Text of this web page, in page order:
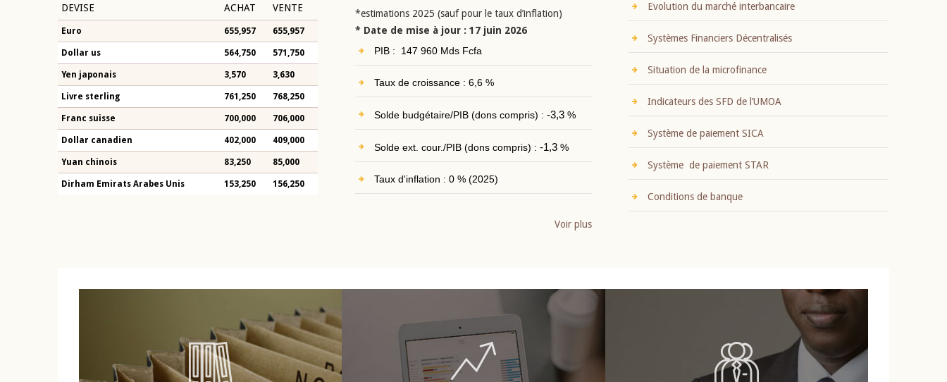
DEVISE ACHAT VENTE
Euro 655,957 655,957
Dollar us 564,750 571,750
Yen japonais 3,570 3,630
Livre sterling 761,250 768,250
Franc suisse 700,000 706,000
Dollar canadien 402,000 409,000
Yuan chinois 83,250 85,000
Dirham Emirats Arabes Unis 153,250 156,250
*estimations 2025 (sauf pour le taux d’inflation)
* Date de mise à jour : 17 juin 2026
PIB : 147 960 Mds Fcfa
Taux de croissance : 6,6 %
Solde budgétaire/PIB (dons compris) : -3,3%
Solde ext. cour./PIB (dons compris) : -1,3%
Taux d'inflation : 0 % (2025)
Voir plus
Evolution du marché interbancaire
Systèmes Financiers Décentralisés
Situation de la microfinance
Indicateurs des SFD de l’UMOA
Système de paiement SICA
Système de paiement STAR
Conditions de banque